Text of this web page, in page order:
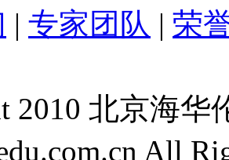
| 专家团队 | 荣
2010 北京海
All